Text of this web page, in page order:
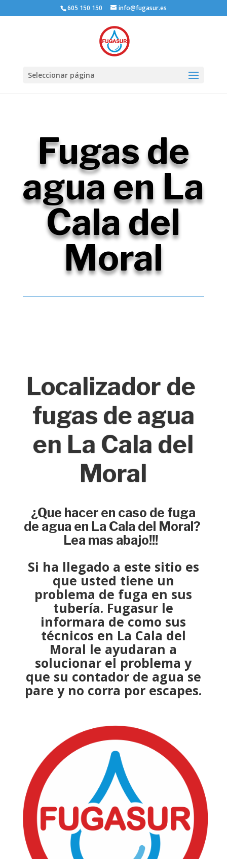
605 150 150 info@fugasur.es
Seleccionar página
Fugas de
agua en La
Cala del
Moral
Localizador de
fugas de agua
en La Cala del
Moral
¿Que hacer en caso de fuga
de agua en La Cala del Moral?
Lea mas abajo!!!
Si ha llegado a este sitio es
que usted tiene un
problema de fuga en sus
tubería. Fugasur le
informara de como sus
técnicos en La Cala del
Moral le ayudaran a
solucionar el problema y
que su contador de agua se
pare y no corra por escapes.